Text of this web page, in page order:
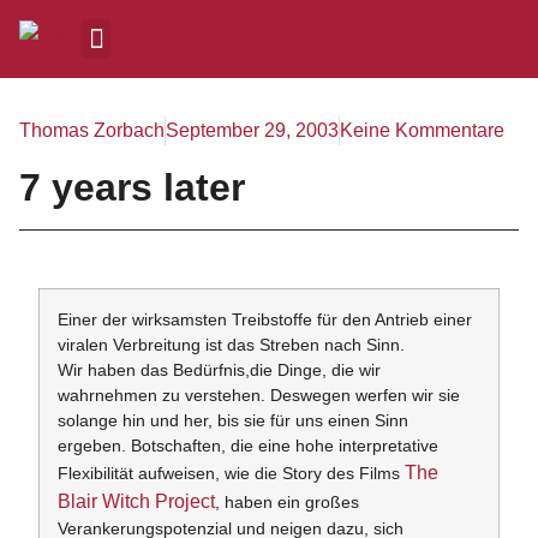
Thomas ZorbachSeptember 29, 2003Keine Kommentare
7 years later
Einer der wirksamsten Treibstoffe für den Antrieb einer
viralen Verbreitung ist das Streben nach Sinn.
Wir haben das Bedürfnis,die Dinge, die wir
wahrnehmen zu verstehen. Deswegen werfen wir sie
solange hin und her, bis sie für uns einen Sinn
ergeben. Botschaften, die eine hohe interpretative
Flexibilität aufweisen, wie die Story des Films The
Blair Witch Project, haben ein großes
Verankerungspotenzial und neigen dazu, sich